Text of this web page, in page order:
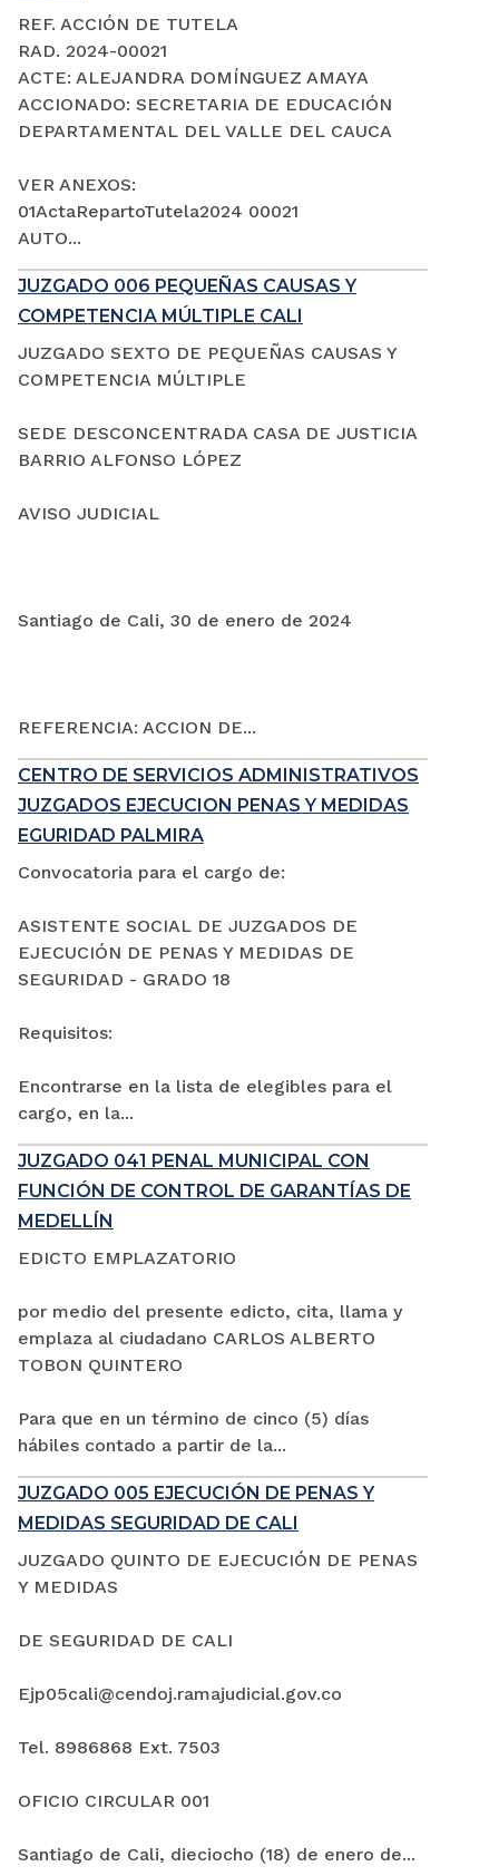
REF. ACCIÓN DE TUTELA
RAD. 2024-00021
ACTE: ALEJANDRA DOMÍNGUEZ AMAYA
ACCIONADO: SECRETARIA DE EDUCACIÓN
DEPARTAMENTAL DEL VALLE DEL CAUCA
VER ANEXOS:
01ActaRepartoTutela2024 00021
AUTO...
JUZGADO 006 PEQUEÑAS CAUSAS Y
COMPETENCIA MÚLTIPLE CALI
JUZGADO SEXTO DE PEQUEÑAS CAUSAS Y
COMPETENCIA MÚLTIPLE
SEDE DESCONCENTRADA CASA DE JUSTICIA
BARRIO ALFONSO LÓPEZ
AVISO JUDICIAL
Santiago de Cali, 30 de enero de 2024
REFERENCIA: ACCION DE...
CENTRO DE SERVICIOS ADMINISTRATIVOS
JUZGADOS EJECUCION PENAS Y MEDIDAS
EGURIDAD PALMIRA
Convocatoria para el cargo de:
ASISTENTE SOCIAL DE JUZGADOS DE
EJECUCIÓN DE PENAS Y MEDIDAS DE
SEGURIDAD - GRADO 18
Requisitos:
Encontrarse en la lista de elegibles para el
cargo, en la...
JUZGADO 041 PENAL MUNICIPAL CON
FUNCIÓN DE CONTROL DE GARANTÍAS DE
MEDELLÍN
EDICTO EMPLAZATORIO
por medio del presente edicto, cita, llama y
emplaza al ciudadano CARLOS ALBERTO
TOBON QUINTERO
Para que en un término de cinco (5) días
hábiles contado a partir de la...
JUZGADO 005 EJECUCIÓN DE PENAS Y
MEDIDAS SEGURIDAD DE CALI
JUZGADO QUINTO DE EJECUCIÓN DE PENAS
Y MEDIDAS
DE SEGURIDAD DE CALI
Ejp05cali@cendoj.ramajudicial.gov.co
Tel. 8986868 Ext. 7503
OFICIO CIRCULAR 001
Santiago de Cali, dieciocho (18) de enero de...